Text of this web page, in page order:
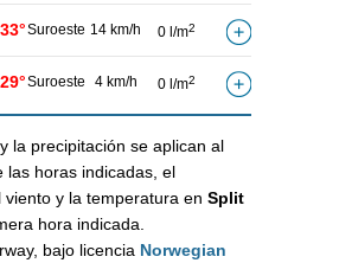
33°Suroeste 14 km/h 0 l/m2
29°Suroeste 4 km/h 0 l/m2
la precipitación se aplican al
las horas indicadas, el
viento y la temperatura en Split
hora indicada.
bajo licencia Norwegian